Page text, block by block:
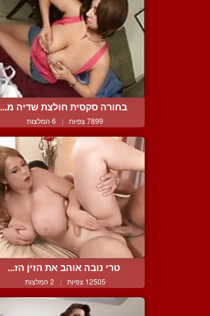
בחורה סקסית חולצת שדיה מ...
7899 צפיות | 6 המלצות
טרי נובה אוהב את הזין הז...
12505 צפיות | 2 המלצות